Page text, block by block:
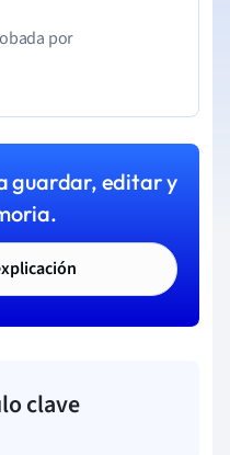
por
guardar, editar y
clave